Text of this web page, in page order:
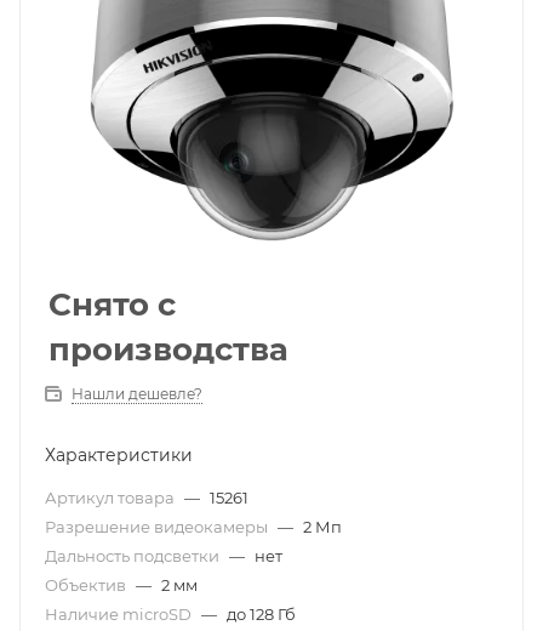
Снято с
производства
Нашли дешевле?
Характеристики
Артикул товара — 15261
Разрешение видеокамеры — 2 Мп
Дальность подсветки — нет
Объектив — 2 мм
Наличие microSD — до 128 Гб